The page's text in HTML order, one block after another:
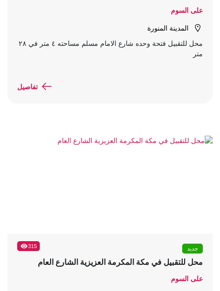
على السوم
المدينة المنورة
محل للتقبيل فتحة وحده شارع الامام مسلم مساحته ٤ متر في ٢٨
متر
تفاصيل
315 جديد
محل للتقبيل في مكة المكرمة العزيزية الشارع العام
على السوم